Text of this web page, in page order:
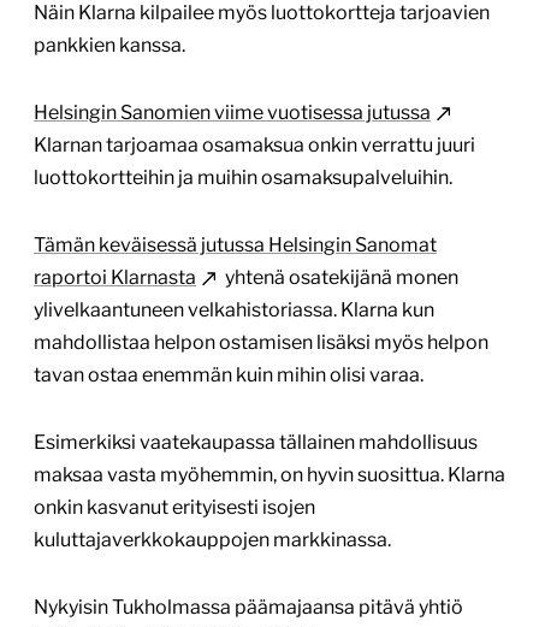
Näin Klarna kilpailee myös luottokortteja tarjoavien
pankkien kanssa.
Helsingin Sanomien viime vuotisessa jutussa
Klarnan tarjoamaa osamaksua onkin verrattu juuri
luottokortteihin ja muihin osamaksupalveluihin.
Tämän keväisessä jutussa Helsingin Sanomat
raportoi Klarnasta
yhtenä osatekijänä monen
ylivelkaantuneen velkahistoriassa. Klarna kun
mahdollistaa helpon ostamisen lisäksi myös helpon
tavan ostaa enemmän kuin mihin olisi varaa.
Esimerkiksi vaatekaupassa tällainen mahdollisuus
maksaa vasta myöhemmin, on hyvin suosittua. Klarna
onkin kasvanut erityisesti isojen
kuluttajaverkkokauppojen markkinassa.
Nykyisin Tukholmassa päämajaansa pitävä yhtiö